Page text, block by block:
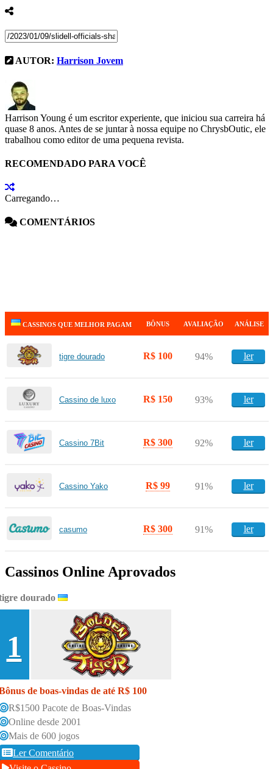
AUTOR: Harrison Jovem
Harrison Young é um escritor experiente, que iniciou sua carreira há
quase 8 anos. Antes de se juntar à nossa equipe no ChrysbOutic, ele
trabalhou como editor de uma pequena revista.
RECOMENDADO PARA VOCÊ
Carregando…
COMENTÁRIOS
CASSINOS QUE MELHOR PAGAM BÔNUS AVALIAÇÃO ANÁLISE
tigre dourado R$ 100 94% ler
Cassino de luxo R$ 150 93% ler
Cassino 7Bit R$ 300 92% ler
Cassino Yako R$ 99 91% ler
casumo R$ 300 91% ler
Cassinos Online Aprovados
dourado
1
de boas-vindas de até R$ 100
R$1500 Pacote de Boas-Vindas
Online desde 2001
Mais de 600 jogos
Ler Comentário